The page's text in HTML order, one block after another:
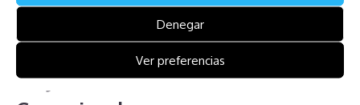
Denegar
Ver preferencias
agravar la situación.
Descarga la Guía para Afectados
de JVC at Club Residence